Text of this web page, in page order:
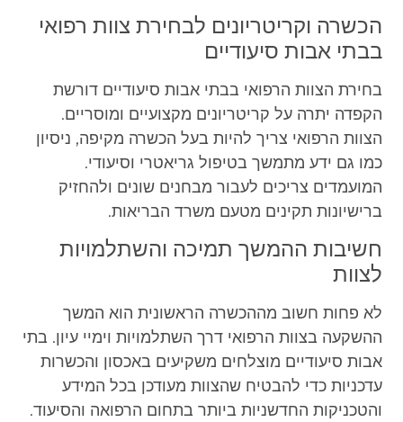
הכשרה וקריטריונים לבחירת צוות רפואי
בבתי אבות סיעודיים
בחירת הצוות הרפואי בבתי אבות סיעודיים דורשת
הקפדה יתרה על קריטריונים מקצועיים ומוסריים.
הצוות הרפואי צריך להיות בעל הכשרה מקיפה, ניסיון
כמו גם ידע מתמשך בטיפול גריאטרי וסיעודי.
המועמדים צריכים לעבור מבחנים שונים ולהחזיק
ברישיונות תקינים מטעם משרד הבריאות.
חשיבות ההמשך תמיכה והשתלמויות
לצוות
לא פחות חשוב מההכשרה הראשונית הוא המשך
ההשקעה בצוות הרפואי דרך השתלמויות וימיי עיון. בתי
אבות סיעודיים מוצלחים משקיעים באכסון והכשרות
עדכניות כדי להבטיח שהצוות מעודכן בכל המידע
והטכניקות החדשניות ביותר בתחום הרפואה והסיעוד.